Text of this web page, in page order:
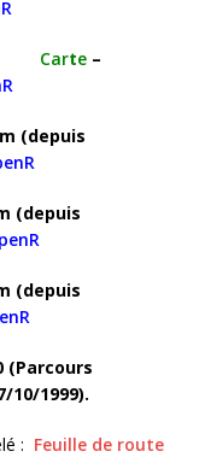
– Carte –
(depuis
(depuis
(depuis
(Parcours
10/1999).
: Feuille de route